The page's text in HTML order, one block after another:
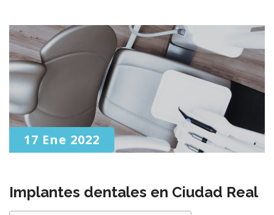
17 Ene 2022
Implantes dentales en Ciudad Real